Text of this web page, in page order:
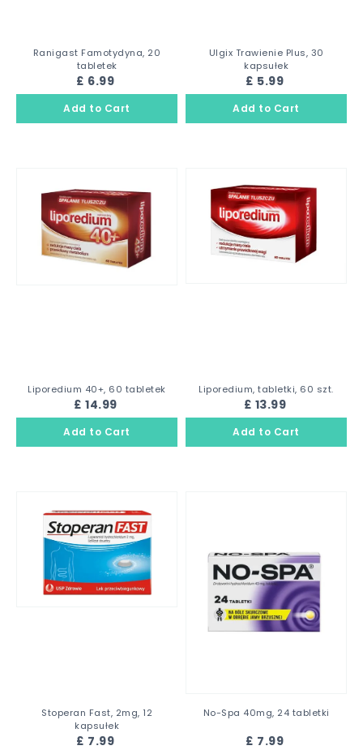
Ranigast Famotydyna, 20
tabletek
£ 6.99
Ulgix Trawienie Plus, 30
kapsułek
£ 5.99
Liporedium 40+, 60 tabletek
£ 14.99
Liporedium, tabletki, 60 szt.
£ 13.99
Stoperan Fast, 2mg, 12
kapsułek
£ 7.99
No-Spa 40mg, 24 tabletki
£ 7.99